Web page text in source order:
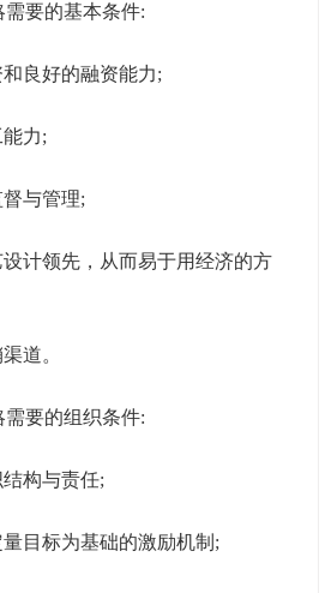
要的基本条件:
良好的融资能力;
力;
与管理;
计领先，从而易于用经济的方
道。
要的组织条件:
构与责任;
目标为基础的激励机制;